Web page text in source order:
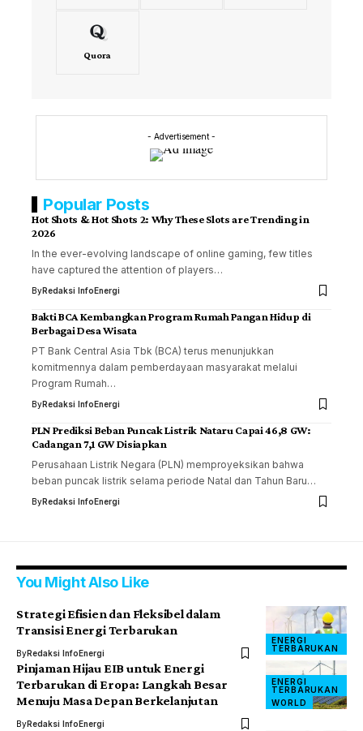
Quora
- Advertisement -
Popular Posts
Hot Shots & Hot Shots 2: Why These Slots are Trending in
2026
In the ever-evolving landscape of online gaming, few titles
have captured the attention of players…
ByRedaksi InfoEnergi
Bakti BCA Kembangkan Program Rumah Pangan Hidup di
Berbagai Desa Wisata
PT Bank Central Asia Tbk (BCA) terus menunjukkan
komitmennya dalam pemberdayaan masyarakat melalui
Program Rumah…
ByRedaksi InfoEnergi
PLN Prediksi Beban Puncak Listrik Nataru Capai 46,8 GW:
Cadangan 7,1 GW Disiapkan
Perusahaan Listrik Negara (PLN) memproyeksikan bahwa
beban puncak listrik selama periode Natal dan Tahun Baru…
ByRedaksi InfoEnergi
You Might Also Like
ENERGI
TERBARUKAN
Strategi Efisien dan Fleksibel dalam
Transisi Energi Terbarukan
ByRedaksi InfoEnergi
ENERGI
TERBARUKAN
WORLD
Pinjaman Hijau EIB untuk Energi
Terbarukan di Eropa: Langkah Besar
Menuju Masa Depan Berkelanjutan
ByRedaksi InfoEnergi